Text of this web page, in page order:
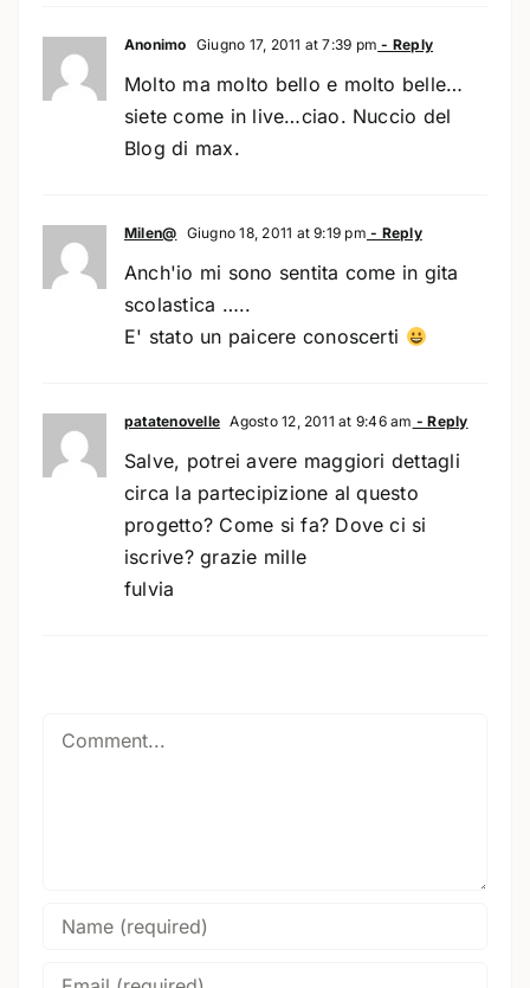
Anonimo Giugno 17, 2011 at 7:39 pm - Reply
Molto ma molto bello e molto belle…
siete come in live…ciao. Nuccio del
Blog di max.
Milen@ Giugno 18, 2011 at 9:19 pm - Reply
Anch'io mi sono sentita come in gita
scolastica …..
E' stato un paicere conoscerti
patatenovelle Agosto 12, 2011 at 9:46 am - Reply
Salve, potrei avere maggiori dettagli
circa la partecipizione al questo
progetto? Come si fa? Dove ci si
iscrive? grazie mille
fulvia